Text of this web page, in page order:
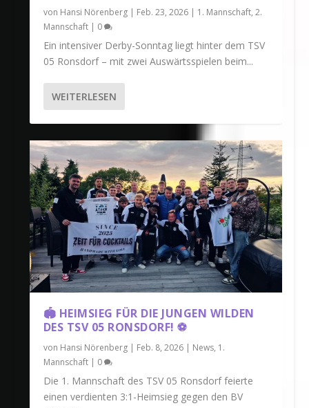
von Hansi Nörenberg| Feb. 23, 2026| 1. Mannschaft, 2.
Mannschaft| 0
Ein intensiver Derby-Sonntag liegt hinter dem TSV
05 Ronsdorf – mit zwei Auswärtsspielen beim...
WEITERLESEN
🏟️ HEIMSIEG FÜR DIE JUNGEN WILDEN
DES TSV 05 RONSDORF! ⚽
von Hansi Nörenberg| Feb. 8, 2026| News, 1.
Mannschaft| 0
Die 1. Mannschaft des TSV 05 Ronsdorf feierte
einen verdienten 3:1-Heimsieg gegen den BV